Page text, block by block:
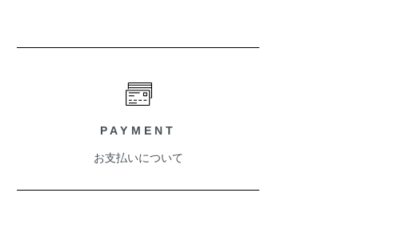
PAYMENT
お支払いについて